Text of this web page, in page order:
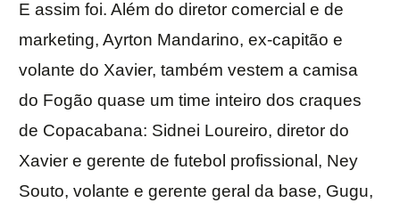
E assim foi. Além do diretor comercial e de
marketing, Ayrton Mandarino, ex-capitão e
volante do Xavier, também vestem a camisa
do Fogão quase um time inteiro dos craques
de Copacabana: Sidnei Loureiro, diretor do
Xavier e gerente de futebol profissional, Ney
Souto, volante e gerente geral da base, Gugu,